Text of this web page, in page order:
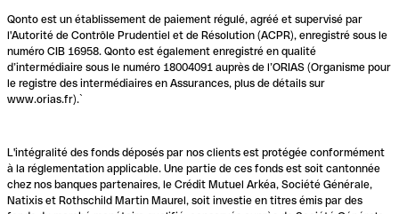
Qonto est un établissement de paiement régulé, agréé et supervisé par
l'Autorité de Contrôle Prudentiel et de Résolution (ACPR), enregistré sous le
numéro CIB 16958. Qonto est également enregistré en qualité
d’intermédiaire sous le numéro 18004091 auprès de l’ORIAS (Organisme pour
le registre des intermédiaires en Assurances, plus de détails sur
www.orias.fr).`
L'intégralité des fonds déposés par nos clients est protégée conformément
à la réglementation applicable. Une partie de ces fonds est soit cantonnée
chez nos banques partenaires, le Crédit Mutuel Arkéa, Société Générale,
Natixis et Rothschild Martin Maurel, soit investie en titres émis par des